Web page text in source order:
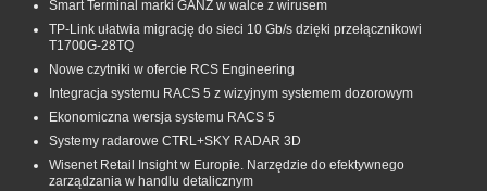
Smart Terminal marki GANZ w walce z wirusem
TP-Link ułatwia migrację do sieci 10 Gb/s dzięki przełącznikowi
T1700G‑28TQ
Nowe czytniki w ofercie RCS Engineering
Integracja systemu RACS 5 z wizyjnym systemem dozorowym
Ekonomiczna wersja systemu RACS 5
Systemy radarowe CTRL+SKY RADAR 3D
Wisenet Retail Insight w Europie. Narzędzie do efektywnego
zarządzania w handlu detalicznym